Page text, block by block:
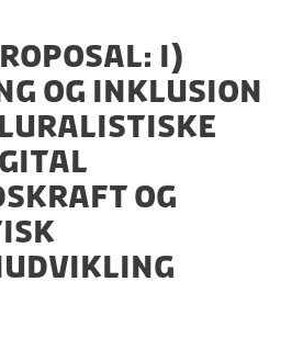
I)
og inklusion
og